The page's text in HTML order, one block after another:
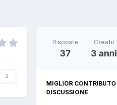
0
Risposte
37
Creato
3 anni
MIGLIOR
DISCUSSIONE